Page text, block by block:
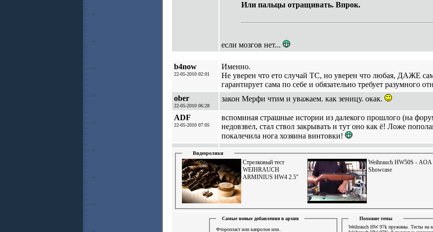
Или пальцы отращивать. Впрок.
если мозгов нет...
b4now
22-05-2010 02:01
Именно.
Не уверен что ето случай ТС, но уверен что любая, ДАЖЕ
гарантирует сама по себе и обязательно требует разумного
ober
22-05-2010 06:28
закон Мерфи чтим и уважаем. как зеницу. окак.
ADF
22-05-2010 07:05
вспоминая страшные истории из далекого прошлого (на
недовзвел, стал ствол закрывать и тут оно как ё! Ложе
покалечила нога хозяина винтовки!
Видеоролики
Стрелковый тест
WEIHRAUCH
ARMINIUS HW4 2.5"
Weihrauch HW50S - AOA
Showcase
Самые новые добавления в архив
Фторопласт или капролон или..
Похожие темы
Weihrauch HW 97k пружины. Тесты на